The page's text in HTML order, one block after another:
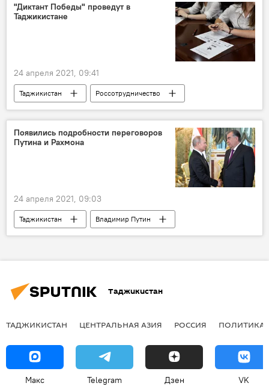
"Диктант Победы" проведут в
Таджикистане
24 апреля 2021, 09:41
Таджикистан
Россотрудничество
Россия
9 мая - День Победы в Великой Отечественной войне
Появились подробности переговоров
Путина и Рахмона
24 апреля 2021, 09:03
Таджикистан
Владимир Путин
Россия
Эмомали Рахмон
Таджикистан
ТАДЖИКИСТАН ЦЕНТРАЛЬНАЯ АЗИЯ РОССИЯ ПОЛИТИКА
Макс Telegram Дзен VK